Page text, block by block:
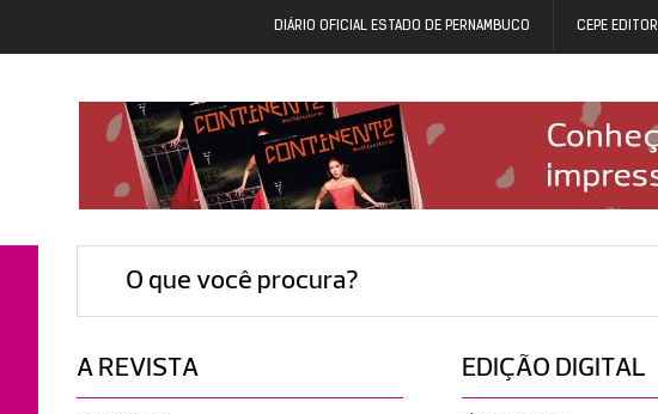
DIÁRIO OFICIAL ESTADO DE PERNAMBUCO CEPE
O que você procura?
A REVISTA EDIÇÃO DIGITAL